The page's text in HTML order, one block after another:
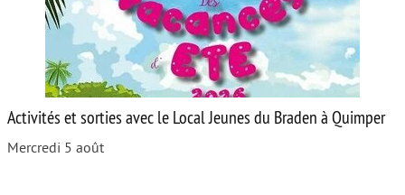
Activités et sorties avec le Local Jeunes du Braden à Quimper
Mercredi 5 août